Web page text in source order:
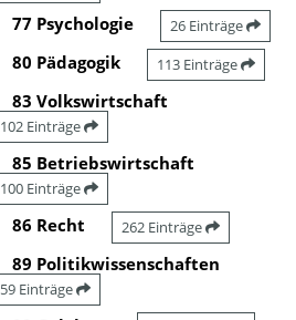
77 Psychologie 26 Einträge
80 Pädagogik 113 Einträge
83 Volkswirtschaft
102 Einträge
85 Betriebswirtschaft
100 Einträge
86 Recht 262 Einträge
89 Politikwissenschaften
59 Einträge